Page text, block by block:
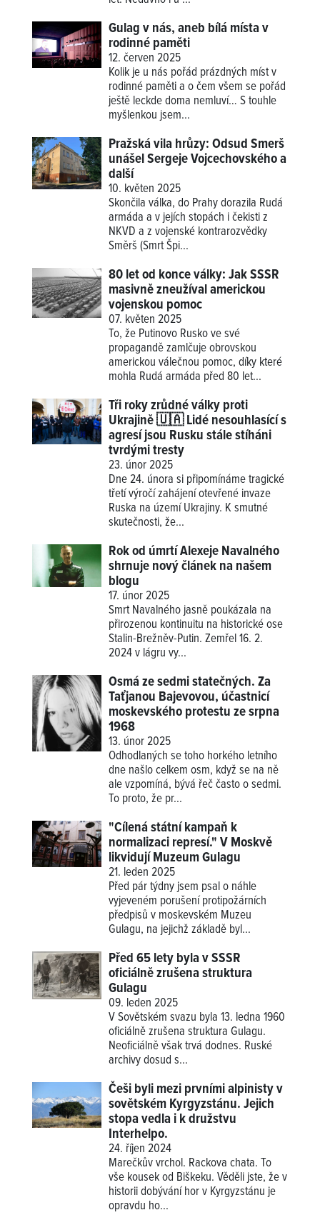
Gulag v nás, aneb bílá místa v
rodinné paměti
12. červen 2025
Kolik je u nás pořád prázdných míst v
rodinné paměti a o čem všem se pořád
ještě leckde doma nemluví… S touhle
myšlenkou jsem...
Pražská vila hrůzy: Odsud Smerš
unášel Sergeje Vojcechovského a
další
10. květen 2025
Skončila válka, do Prahy dorazila Rudá
armáda a v jejích stopách i čekisti z
NKVD a z vojenské kontrarozvědky
Směrš (Smrt Špi...
80 let od konce války: Jak SSSR
masivně zneužíval americkou
vojenskou pomoc
07. květen 2025
To, že Putinovo Rusko ve své
propagandě zamlčuje obrovskou
americkou válečnou pomoc, díky které
mohla Rudá armáda před 80 let...
Tři roky zrůdné války proti
Ukrajině 🇺🇦 Lidé nesouhlasící s
agresí jsou Rusku stále stíháni
tvrdými tresty
23. únor 2025
Dne 24. února si připomínáme tragické
třetí výročí zahájení otevřené invaze
Ruska na území Ukrajiny. K smutné
skutečnosti, že...
Rok od úmrtí Alexeje Navalného
shrnuje nový článek na našem
blogu
17. únor 2025
Smrt Navalného jasně poukázala na
přirozenou kontinuitu na historické ose
Stalin-Brežněv-Putin. Zemřel 16. 2.
2024 v lágru vy...
Osmá ze sedmi statečných. Za
Taťjanou Bajevovou, účastnicí
moskevského protestu ze srpna
1968
13. únor 2025
Odhodlaných se toho horkého letního
dne našlo celkem osm, když se na ně
ale vzpomíná, bývá řeč často o sedmi.
To proto, že pr...
"Cílená státní kampaň k
normalizaci represí." V Moskvě
likvidují Muzeum Gulagu
21. leden 2025
Před pár týdny jsem psal o náhle
vyjeveném porušení protipožárních
předpisů v moskevském Muzeu
Gulagu, na jejichž základě byl...
Před 65 lety byla v SSSR
oficiálně zrušena struktura
Gulagu
09. leden 2025
V Sovětském svazu byla 13. ledna 1960
oficiálně zrušena struktura Gulagu.
Neoficiálně však trvá dodnes. Ruské
archivy dosud s...
Češi byli mezi prvními alpinisty v
sovětském Kyrgyzstánu. Jejich
stopa vedla i k družstvu
Interhelpo.
24. říjen 2024
Marečkův vrchol. Rackova chata. To
vše kousek od Biškeku. Věděli jste, že v
historii dobývání hor v Kyrgyzstánu je
opravdu ho...